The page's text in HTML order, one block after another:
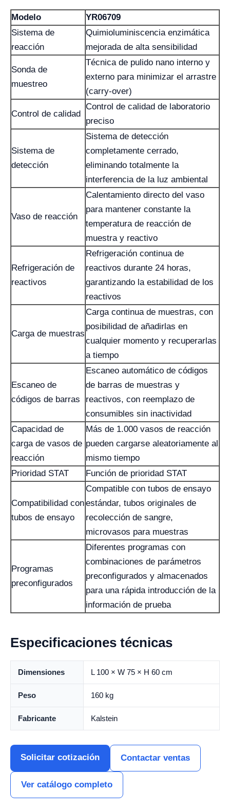
Modelo
YR06709
Sistema de
reacción
Quimioluminiscencia enzimática
mejorada de alta sensibilidad
Sonda de
muestreo
Técnica de pulido nano interno y
externo para minimizar el arrastre
(carry-over)
Control de calidad
Control de calidad de laboratorio
preciso
Sistema de
detección
Sistema de detección
completamente cerrado,
eliminando totalmente la
interferencia de la luz ambiental
Vaso de reacción
Calentamiento directo del vaso
para mantener constante la
temperatura de reacción de
muestra y reactivo
Refrigeración de
reactivos
Refrigeración continua de
reactivos durante 24 horas,
garantizando la estabilidad de los
reactivos
Carga de muestras
Carga continua de muestras, con
posibilidad de añadirlas en
cualquier momento y recuperarlas
a tiempo
Escaneo de
códigos de barras
Escaneo automático de códigos
de barras de muestras y
reactivos, con reemplazo de
consumibles sin inactividad
Capacidad de
carga de vasos de
reacción
Más de 1.000 vasos de reacción
pueden cargarse aleatoriamente al
mismo tiempo
Prioridad STAT
Función de prioridad STAT
Compatibilidad con
tubos de ensayo
Compatible con tubos de ensayo
estándar, tubos originales de
recolección de sangre,
microvasos para muestras
Programas
preconfigurados
Diferentes programas con
combinaciones de parámetros
preconfigurados y almacenados
para una rápida introducción de la
información de prueba
Especificaciones técnicas
Dimensiones L 100 × W 75 × H 60 cm
Peso 160 kg
Fabricante Kalstein
Solicitar cotización Contactar ventas
Ver catálogo completo